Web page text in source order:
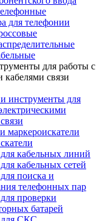
для телефонии
для работы с
кабелями связи
инструменты для
маркероискатели
кабельных линий
кабельных сетей
поиска и
телефонных пар
проверки
батарей